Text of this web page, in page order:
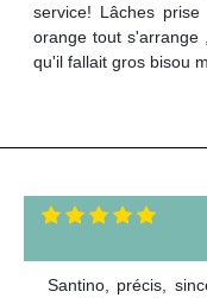
service! Lâches
orange tout s'arrange
qu'il fallait gros bisou
Santino, précis,